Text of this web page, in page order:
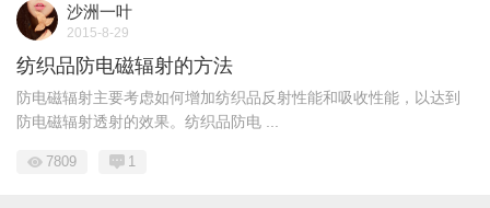
沙洲一叶
2015-8-29
纺织品防电磁辐射的方法
防电磁辐射主要考虑如何增加纺织品反射性能和吸收性能，以达到
防电磁辐射透射的效果。纺织品防电 ...
7809 1